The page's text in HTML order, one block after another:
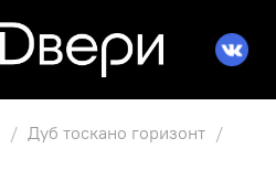
Дуб тоскано горизонт